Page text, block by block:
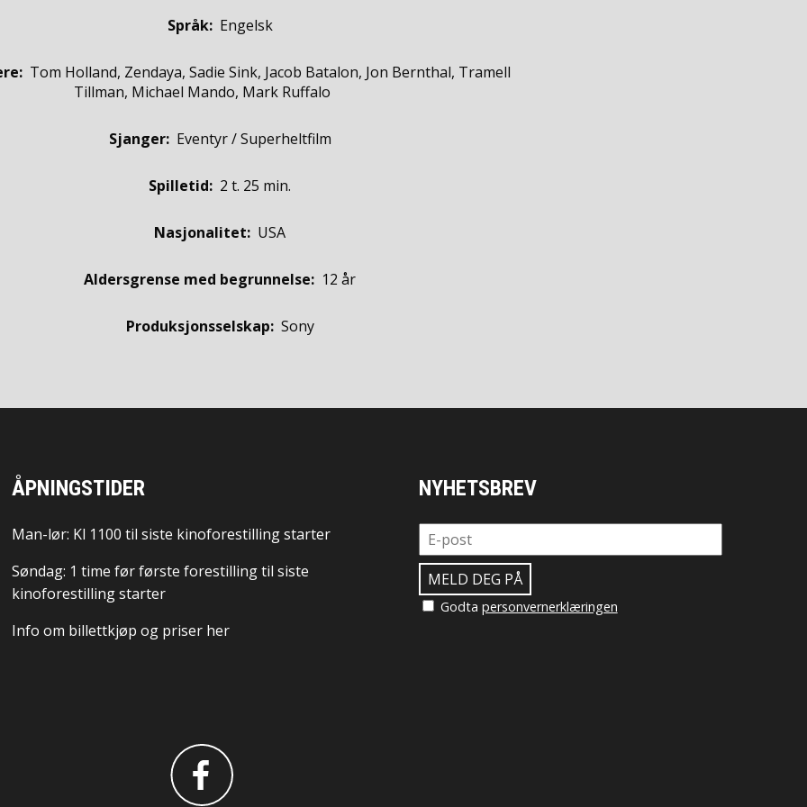
Språk: Engelsk
: Tom Holland, Zendaya, Sadie Sink, Jacob Batalon, Jon Bernthal, Tramell
Tillman, Michael Mando, Mark Ruffalo
Sjanger: Eventyr / Superheltfilm
Spilletid: 2 t. 25 min.
Nasjonalitet: USA
Aldersgrense med begrunnelse: 12 år
Produksjonsselskap: Sony
ÅPNINGSTIDER
Man-lør: Kl 1100 til siste kinoforestilling starter
Søndag: 1 time før første forestilling til siste
kinoforestilling starter
Info om billettkjøp og priser her
NYHETSBREV
Godta personvernerklæringen